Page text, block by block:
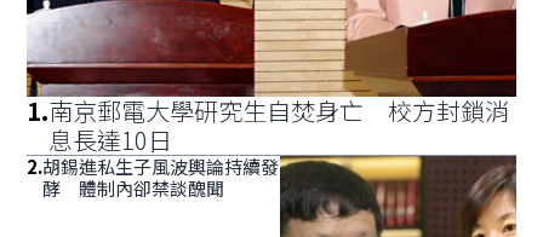
1.南京郵電大學研究生自焚身亡 校方封鎖消
息長達10日
2.胡錫進私生子風波輿論持續發
酵 體制內卻禁談醜聞